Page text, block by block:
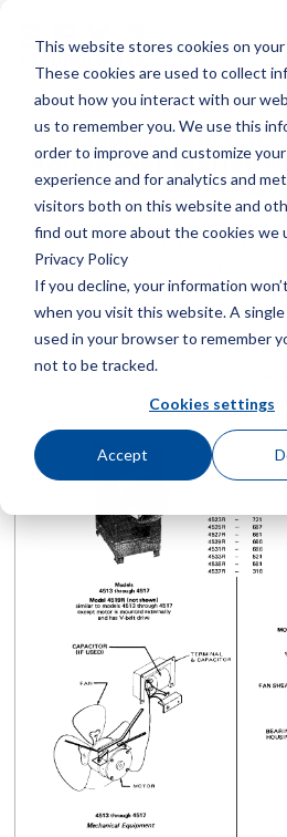
This website stores cookies on
These cookies are used to collect
about how you interact with our
us to remember you. We use this
order to improve and customize
experience and for analytics and
visitors both on this website and
find out more about the cookies we
Privacy Policy
If you decline, your information
when you visit this website. A
used in your browser to remember
not to be tracked.
Cookies settings
Accept
Elenco delle
Aquatower Marley
Inizio / Biblioteca /Elenco delle
Marley serie 4500 – Non attuale